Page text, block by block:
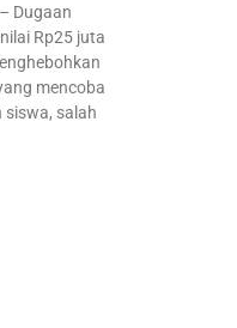
Dugaan
Rp25 juta
mencoba
salah